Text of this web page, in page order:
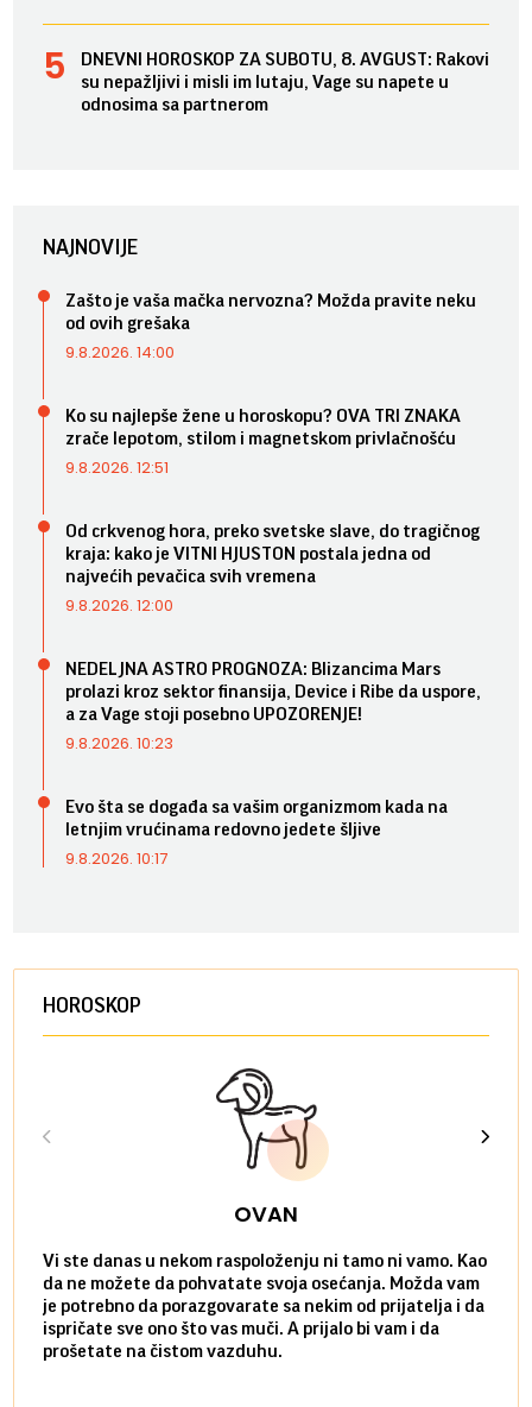
DNEVNI HOROSKOP ZA SUBOTU, 8. AVGUST: Rakovi
su nepažljivi i misli im lutaju, Vage su napete u
odnosima sa partnerom
NAJNOVIJE
Zašto je vaša mačka nervozna? Možda pravite neku
od ovih grešaka
9.8.2026. 14:00
Ko su najlepše žene u horoskopu? OVA TRI ZNAKA
zrače lepotom, stilom i magnetskom privlačnošću
9.8.2026. 12:51
Od crkvenog hora, preko svetske slave, do tragičnog
kraja: kako je VITNI HJUSTON postala jedna od
najvećih pevačica svih vremena
9.8.2026. 12:00
NEDELJNA ASTRO PROGNOZA: Blizancima Mars
prolazi kroz sektor finansija, Device i Ribe da uspore,
a za Vage stoji posebno UPOZORENJE!
9.8.2026. 10:23
Evo šta se događa sa vašim organizmom kada na
letnjim vrućinama redovno jedete šljive
9.8.2026. 10:17
HOROSKOP
OVAN
Vi ste danas u nekom raspoloženju ni tamo ni vamo. Kao
da ne možete da pohvatate svoja osećanja. Možda vam
je potrebno da porazgovarate sa nekim od prijatelja i da
ispričate sve ono što vas muči. A prijalo bi vam i da
prošetate na čistom vazduhu.